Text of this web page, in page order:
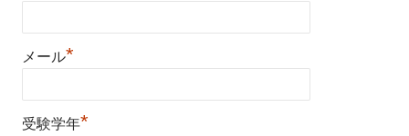
メール*
受験学年*